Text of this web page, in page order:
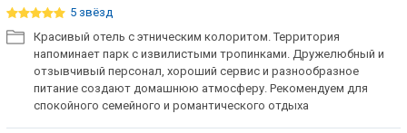
5 звёзд
Красивый отель с этническим колоритом. Территория
напоминает парк с извилистыми тропинками. Дружелюбный и
отзывчивый персонал, хороший сервис и разнообразное
питание создают домашнюю атмосферу. Рекомендуем для
спокойного семейного и романтического отдыха